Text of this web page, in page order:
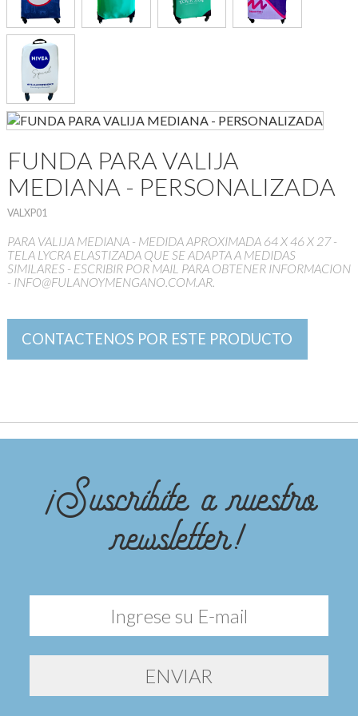
FUNDA PARA VALIJA
MEDIANA - PERSONALIZADA
VALXP01
PARA VALIJA MEDIANA - MEDIDA APROXIMADA 64 X 46 X 27 -
TELA LYCRA ELASTIZADA QUE SE ADAPTA A MEDIDAS
SIMILARES - ESCRIBIR POR MAIL PARA OBTENER INFORMACION
- INFO@FULANOYMENGANO.COM.AR.
CONTACTENOS POR ESTE PRODUCTO
¡Suscribite a nuestro
newsletter!